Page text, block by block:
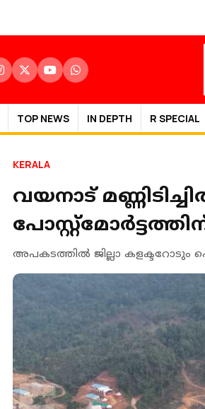
TOP NEWS IN DEPTH R SPECIAL
KERALA
വയനാട്
അപകടത്തില്‍ ജില്ലാ കളക്ടറോടും